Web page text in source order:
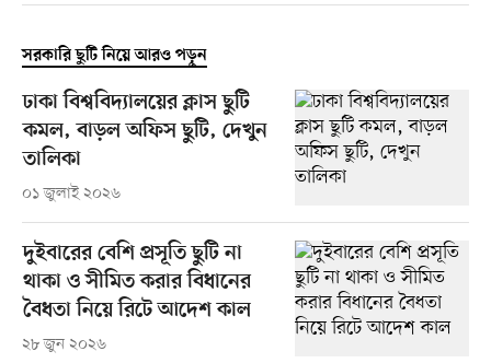
সরকারি ছুটি নিয়ে আরও পড়ুন
ঢাকা বিশ্ববিদ্যালয়ের ক্লাস ছুটি
কমল, বাড়ল অফিস ছুটি, দেখুন
তালিকা
০১ জুলাই ২০২৬
দুইবারের বেশি প্রসূতি ছুটি না
থাকা ও সীমিত করার বিধানের
বৈধতা নিয়ে রিটে আদেশ কাল
২৮ জুন ২০২৬